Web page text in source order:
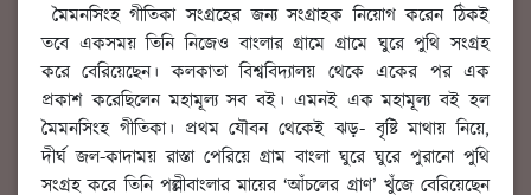
মৈমনসিংহ গীতিকা সংগ্রহের জন্য সংগ্রাহক নিয়োগ করেন ঠিকই
তবে একসময় তিনি নিজেও বাংলার গ্রামে গ্রামে ঘুরে পুথি সংগ্রহ
করে বেরিয়েছেন। কলকাতা বিশ্ববিদ্যালয় থেকে একের পর এক
প্রকাশ করেছিলেন মহামূল্য সব বই। এমনই এক মহামূল্য বই হল
মৈমনসিংহ গীতিকা। প্রথম যৌবন থেকেই ঝড়- বৃষ্টি মাথায় নিয়ে,
দীর্ঘ জল-কাদাময় রাস্তা পেরিয়ে গ্রাম বাংলা ঘুরে ঘুরে পুরানো পুথি
সংগ্রহ করে তিনি পল্লীবাংলার মায়ের ‘আঁচলের গ্রাণ’ খুঁজে বেরিয়েছেন